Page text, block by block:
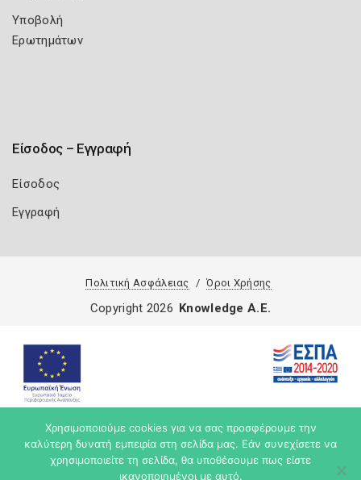
Υποβολή
Ερωτημάτων
Είσοδος – Εγγραφή
Είσοδος
Εγγραφή
Πολιτική Ασφάλειας Όροι Χρήσης
Χρησιμοποιούμε cookies για να σας προσφέρουμε την
καλύτερη δυνατή εμπειρία στη σελίδα μας. Εάν συνεχίσετε να
χρησιμοποιείτε τη σελίδα, θα υποθέσουμε πως είστε
ικανοποιημένοι με αυτό.
Copyright 2026 Knowledge A.E.